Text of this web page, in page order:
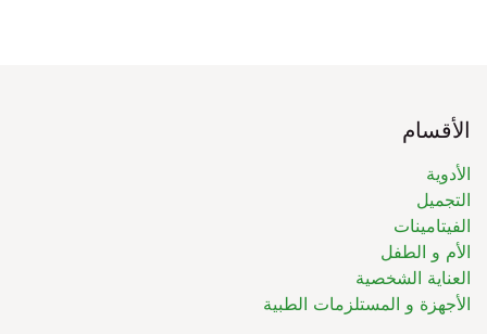
الأقسام
الأدوية
التجميل
الفيتامينات
الأم و الطفل
العناية الشخصية
الأجهزة و المستلزمات الطبية